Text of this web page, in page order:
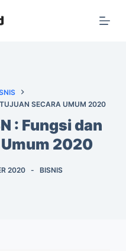
SECARA UMUM 2020
: Fungsi dan
2020
2020 BISNIS